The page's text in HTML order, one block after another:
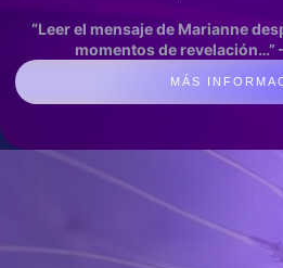
“Leer el mensaje de Marianne
momentos de
MÁS